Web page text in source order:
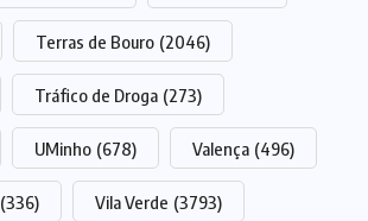
Terras de Bouro (2046)
Tráfico de Droga (273)
UMinho (678) Valença (496)
(336) Vila Verde (3793)